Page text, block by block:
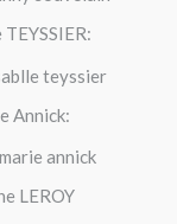
Annick:
LEROY